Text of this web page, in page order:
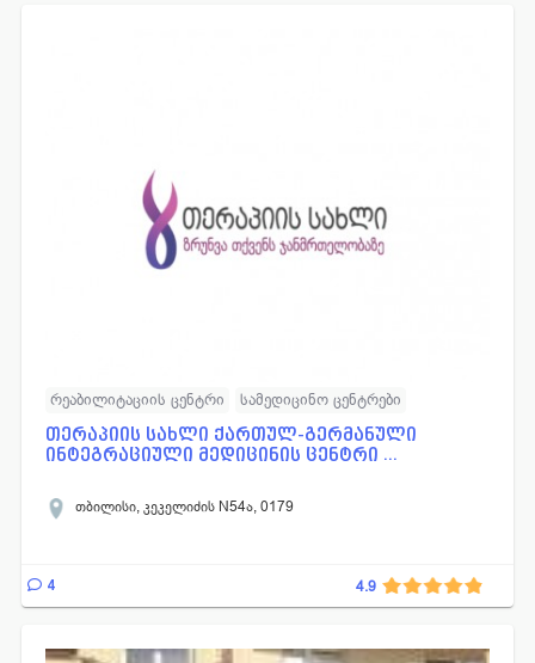
რეაბილიტაციის ცენტრი სამედიცინო ცენტრები
თერაპიის სახლი ქართულ-გერმანული
ინტეგრაციული მედიცინის ცენტრი ...
თბილისი, კეკელიძის N54ა, 0179
4 4.9